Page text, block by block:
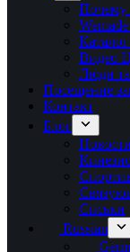
Почему
Видео
Люди
Посещение
Контакт
Блог
Сиськи
Russian